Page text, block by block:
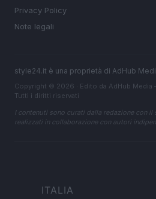
Privacy Policy
Note legali
style24.it è una proprietà di AdHub
Copyright © 2026 · Edito da AdHub Media
Tutti i diritti riservati
I contenuti sono curati dalla redazione con
realizzati in collaborazione con autori
ITALIA